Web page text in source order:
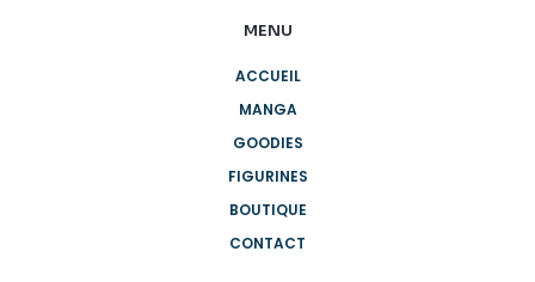
MENU
ACCUEIL
MANGA
GOODIES
FIGURINES
BOUTIQUE
CONTACT